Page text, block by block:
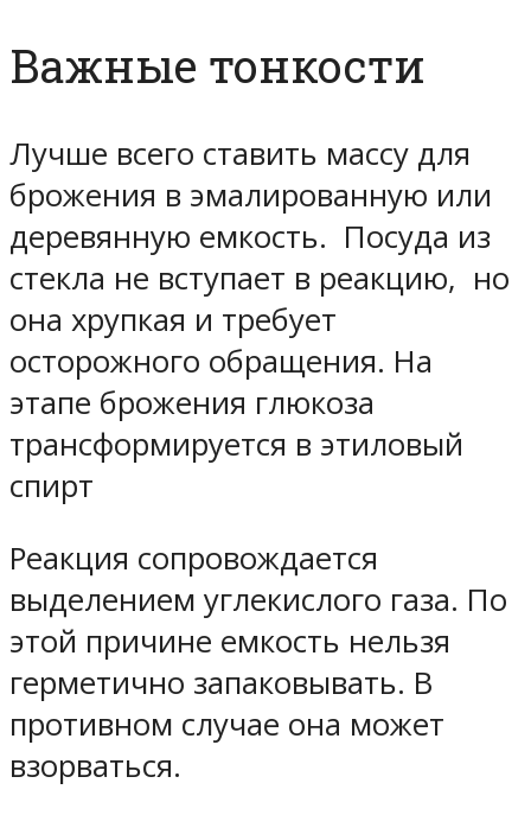
Важные тонкости
Лучше всего ставить массу для
брожения в эмалированную или
деревянную емкость. Посуда из
стекла не вступает в реакцию, но
она хрупкая и требует
осторожного обращения. На
этапе брожения глюкоза
трансформируется в этиловый
спирт
Реакция сопровождается
выделением углекислого газа. По
этой причине емкость нельзя
герметично запаковывать. В
противном случае она может
взорваться.